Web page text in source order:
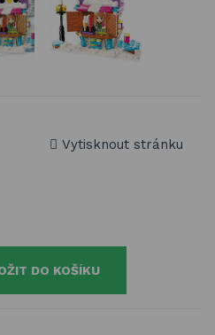
Vytisknout stránku
DO KOŠÍKU